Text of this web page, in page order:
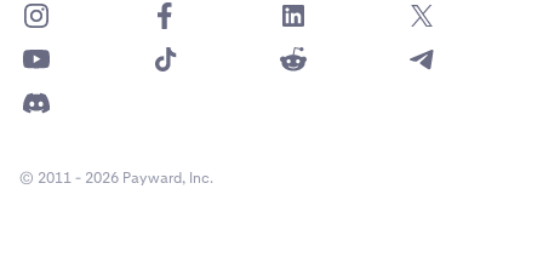
© 2011 - 2026 Payward, Inc.